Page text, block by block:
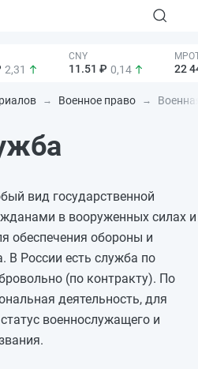
2,31 11.51 ₽ 0,14 22
Военное право
вид государственной
в вооруженных силах и
обеспечения обороны и
В России есть служба по
(по контракту). По
деятельность, для
военнослужащего и